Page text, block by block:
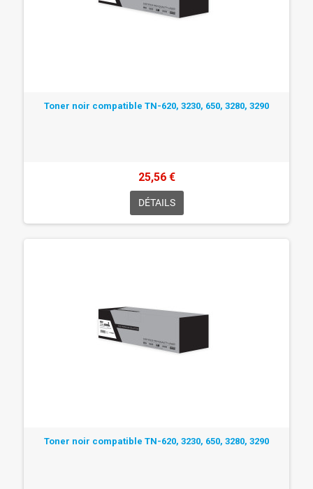
Toner noir compatible TN-620, 3230, 650, 3280, 3290
25,56 €
DÉTAILS
Toner noir compatible TN-620, 3230, 650, 3280, 3290